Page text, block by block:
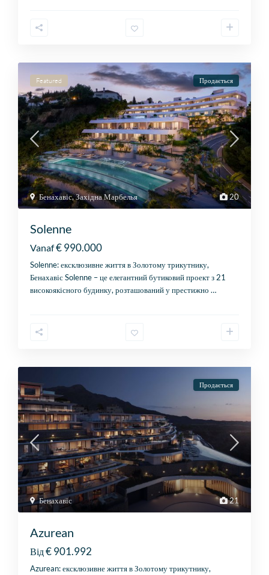
20
Бенахавіс,Західна Марбелья
Featured Продається
Solenne
Vanaf€ 990.000
Solenne: ексклюзивне життя в Золотому трикутнику,
Бенахавіс Solenne – це елегантний бутиковий проект з 21
високоякісного будинку, розташований у престижно…
21
Бенахавіс
Продається
Azurean
Від€ 901.992
Azurean: ексклюзивне життя в Золотому трикутнику,